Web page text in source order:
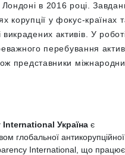
Лондоні в 2016 році.
корупції у фокус-країнах
активів. У
перебування
представники
Україна є
глобальної антикорупційної
International, що працює